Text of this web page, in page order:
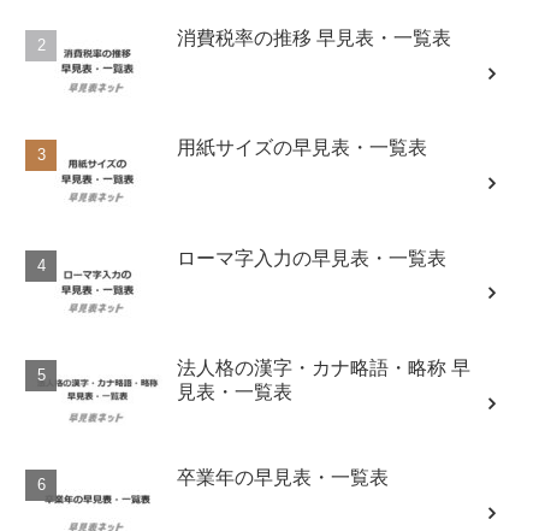
消費税率の推移 早見表・一覧表
用紙サイズの早見表・一覧表
ローマ字入力の早見表・一覧表
法人格の漢字・カナ略語・略称 早
見表・一覧表
卒業年の早見表・一覧表